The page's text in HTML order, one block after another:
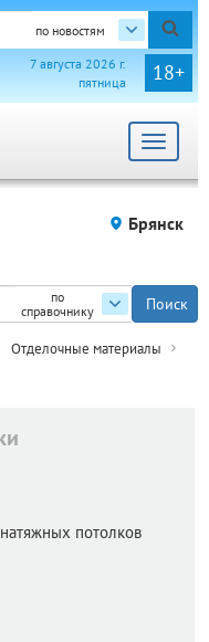
по новостям
18+
7 августа 2026 г.
пятница
Toggle
Брянск
по
справочнику
Отделочные материалы
потолков